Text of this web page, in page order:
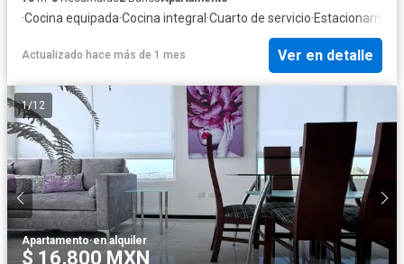
·Cocina equipada·Cocina integral ·Cuarto de servicio·
Actualizado hace más de 1 mes Ver en detalle
1/12
Apartamento·en alquiler
$ 16,800 MXN